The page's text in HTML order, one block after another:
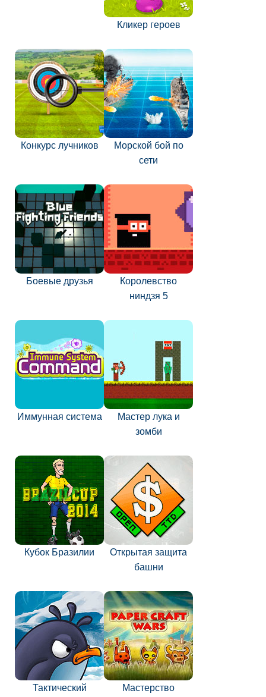
Кликер героев
Конкурс лучников
Морской бой по
сети
Боевые друзья
Королевство
ниндзя 5
Иммунная система
Мастер лука и
зомби
Кубок Бразилии
Открытая защита
башни
Тактический
Мастерство